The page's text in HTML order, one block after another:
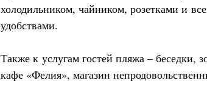
холодильником, чайником, розетками и
удобствами.
Также к услугам гостей пляжа – беседки,
кафе «Фелия», магазин